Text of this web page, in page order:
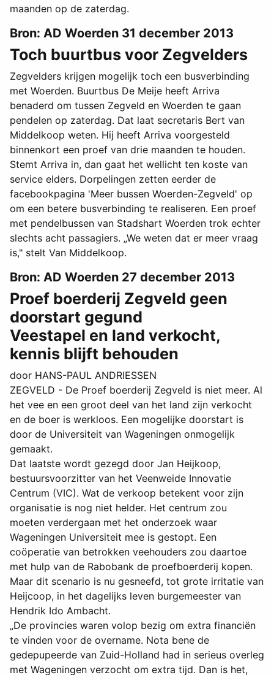
maanden op de zaterdag.
Bron: AD Woerden 31 december 2013
Toch buurtbus voor Zegvelders
Zegvelders krijgen mogelijk toch een busverbinding
met Woerden. Buurtbus De Meije heeft Arriva
benaderd om tussen Zegveld en Woerden te gaan
pendelen op zaterdag. Dat laat secretaris Bert van
Middelkoop weten. Hij heeft Arriva voorgesteld
binnenkort een proef van drie maanden te houden.
Stemt Arriva in, dan gaat het wellicht ten koste van
service elders. Dorpelingen zetten eerder de
facebookpagina 'Meer bussen Woerden-Zegveld' op
om een betere busverbinding te realiseren. Een proef
met pendelbussen van Stadshart Woerden trok echter
slechts acht passagiers. „We weten dat er meer vraag
is," stelt Van Middelkoop.
Bron: AD Woerden 27 december 2013
Proef boerderij Zegveld geen
doorstart gegund
Veestapel en land verkocht,
kennis blijft behouden
door HANS-PAUL ANDRIESSEN
ZEGVELD - De Proef boerderij Zegveld is niet meer. Al
het vee en een groot deel van het land zijn verkocht
en de boer is werkloos. Een mogelijke doorstart is
door de Universiteit van Wageningen onmogelijk
gemaakt.
Dat laatste wordt gezegd door Jan Heijkoop,
bestuursvoorzitter van het Veenweide Innovatie
Centrum (VIC). Wat de verkoop betekent voor zijn
organisatie is nog niet helder. Het centrum zou
moeten verdergaan met het onderzoek waar
Wageningen Universiteit mee is gestopt. Een
coöperatie van betrokken veehouders zou daartoe
met hulp van de Rabobank de proefboerderij kopen.
Maar dit scenario is nu gesneefd, tot grote irritatie van
Heijcoop, in het dagelijks leven burgemeester van
Hendrik Ido Ambacht.
„De provincies waren volop bezig om extra financiën
te vinden voor de overname. Nota bene de
gedepupeerde van Zuid-Holland had in serieus overleg
met Wageningen verzocht om extra tijd. Dan is het,